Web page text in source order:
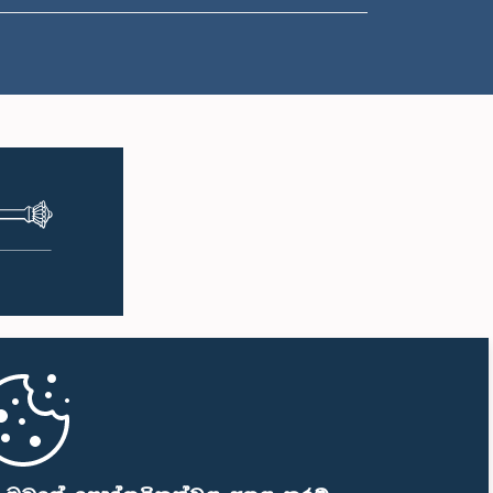
ප.ව. 2:30 - ප.ව. 2:39